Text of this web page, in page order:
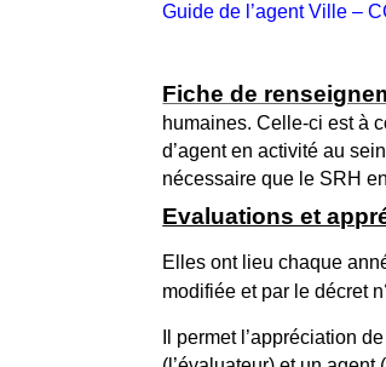
Guide de l’agent Ville –
Fiche de
humaines. Celle-ci est à
d’agent en activité au
nécessaire que le SRH
Evaluations et
Elles ont lieu chaque
modifiée et par le décret
Il permet l’appréciation